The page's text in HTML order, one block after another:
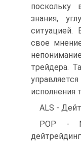
знания,
ситуацией.
свое
трейдера.
исполнения
ALS -
POP -